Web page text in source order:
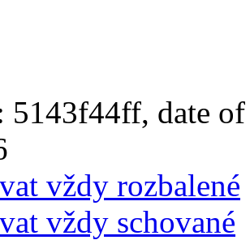
5143f44ff, date
vždy rozbalené
vždy schované